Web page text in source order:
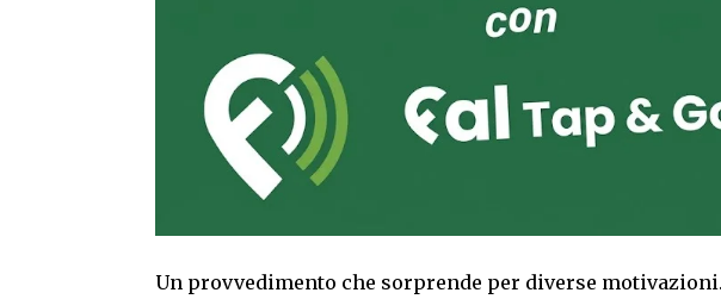
Un provvedimento che sorprende per diverse motivazioni.